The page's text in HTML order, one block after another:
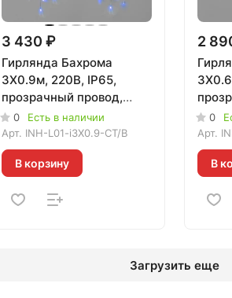
3 430 ₽
Гирлянда Бахрома
3X0.9м, 220В, IP65,
прозрачный провод,
СИНЯЯ, 020603
0
Есть в наличии
Арт. INH-L01-i3X0.9-CT/B
В корзину
2
0
Арт.
В
Загрузить еще